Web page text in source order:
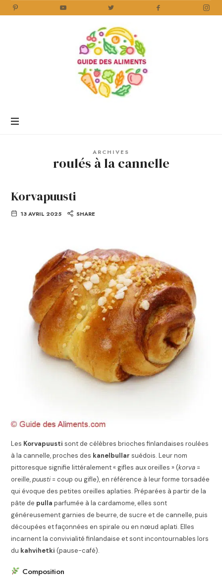
Aliments
ARCHIVES
roulés à la cannelle
Korvapuusti
13 AVRIL 2025 SHARE
Les Korvapuusti sont de célèbres brioches finlandaises roulées
à la cannelle, proches des kanelbullar suédois. Leur nom
pittoresque signifie littéralement « gifles aux oreilles » (korva =
oreille,puusti = coup ou gifle), en référence à leur forme torsadée
qui évoque des petites oreilles aplaties. Préparées à partir de la
pâte de pulla parfumée à la cardamome, elles sont
généreusement garnies de beurre, de sucre et de cannelle, puis
découpées et façonnées en spirale ou en nœud aplati. Elles
incarnent la convivialité finlandaise et sont incontournables lors
du kahvihetki (pause-café).
Composition